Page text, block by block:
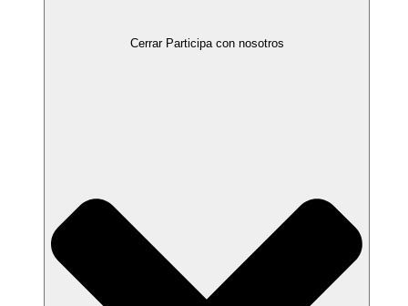
Cerrar Participa con nosotros